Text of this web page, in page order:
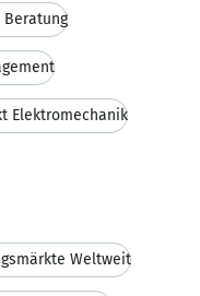
Beratung
Elektromechanik
Weltweit